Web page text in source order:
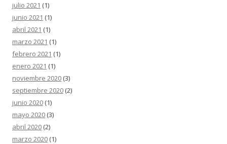
julio 2021 (1)
junio 2021 (1)
abril 2021 (1)
marzo 2021 (1)
febrero 2021 (1)
enero 2021 (1)
noviembre 2020 (3)
septiembre 2020 (2)
junio 2020 (1)
mayo 2020 (3)
abril 2020 (2)
marzo 2020 (1)